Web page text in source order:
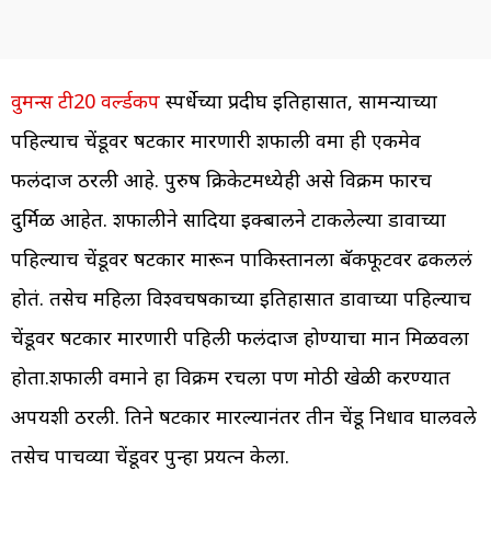
वुमन्स टी20 वर्ल्डकप स्पर्धेच्या प्रदीर्घ इतिहासात, सामन्याच्या
पहिल्याच चेंडूवर षटकार मारणारी शफाली वर्मा ही एकमेव
फलंदाज ठरली आहे. पुरुष क्रिकेटमध्येही असे विक्रम फारच
दुर्मिळ आहेत. शफालीने सादिया इक्बालने टाकलेल्या डावाच्या
पहिल्याच चेंडूवर षटकार मारून पाकिस्तानला बॅकफूटवर ढकललं
होतं. तसेच महिला विश्वचषकाच्या इतिहासात डावाच्या पहिल्याच
चेंडूवर षटकार मारणारी पहिली फलंदाज होण्याचा मान मिळवला
होता.शफाली वर्माने हा विक्रम रचला पण मोठी खेळी करण्यात
अपयशी ठरली. तिने षटकार मारल्यानंतर तीन चेंडू निर्धाव घालवले
तसेच पाचव्या चेंडूवर पुन्हा प्रयत्न केला.